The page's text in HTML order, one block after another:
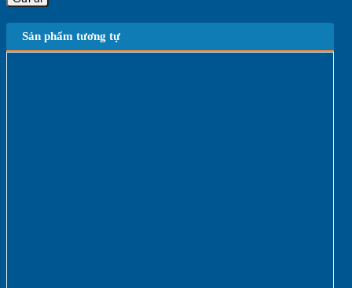
Sản phẩm tương tự